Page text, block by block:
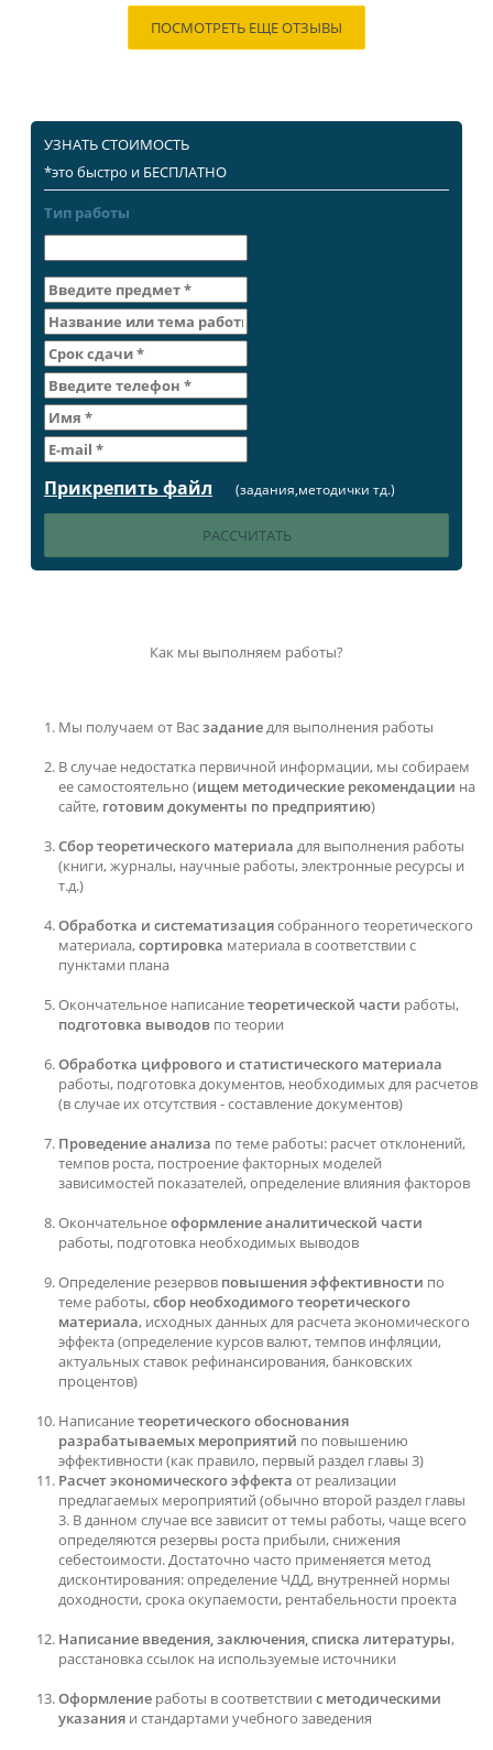
ПОСМОТРЕТЬ ЕЩЕ ОТЗЫВЫ
УЗНАТЬ СТОИМОСТЬ
*это быстро и БЕСПЛАТНО
Тип работы
Прикрепить файл (задания,методички тд.)
Как мы выполняем работы?
Мы получаем от Васзаданиедля выполнения работы
В случае недостатка первичной информации, мы собираем
ее самостоятельно (ищем методические рекомендации на
сайте, готовим документы по предприятию)
Сбор теоретического материала для выполнения работы
(книги, журналы, научные работы, электронные ресурсы и
т.д.)
Обработка и систематизациясобранного теоретического
материала,сортировка материала в соответствии с
пунктами плана
Окончательное написаниетеоретической части работы,
подготовка выводов по теории
Обработка цифрового и статистического материала
работы, подготовка документов, необходимых для расчетов
(в случае их отсутствия - составление документов)
Проведение анализа по теме работы: расчет отклонений,
темпов роста, построение факторных моделей
зависимостей показателей, определение влияния факторов
Окончательноеоформление аналитической части
работы, подготовка необходимых выводов
Определение резервов повышения эффективности по
теме работы,сбор необходимого теоретического
материала, исходных данных для расчета экономического
эффекта (определение курсов валют, темпов инфляции,
актуальных ставок рефинансирования, банковских
процентов)
Написаниетеоретического обоснования
разрабатываемых мероприятий по повышению
эффективности (как правило, первый раздел главы 3)
Расчет экономического эффекта от реализации
предлагаемых мероприятий (обычно второй раздел главы
3. В данном случае все зависит от темы работы, чаще всего
определяются резервы роста прибыли, снижения
себестоимости. Достаточно часто применяется метод
дисконтирования: определение ЧДД, внутренней нормы
доходности, срока окупаемости, рентабельности проекта
Написание введения, заключения, списка литературы,
расстановка ссылок на используемые источники
Оформление работы в соответствии с методическими
указания и стандартами учебного заведения